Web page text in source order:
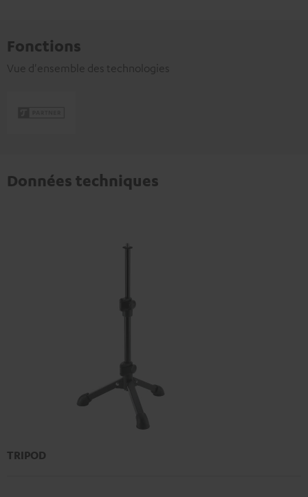
Fonctions
Vue d'ensemble des technologies
Données techniques
TRIPOD